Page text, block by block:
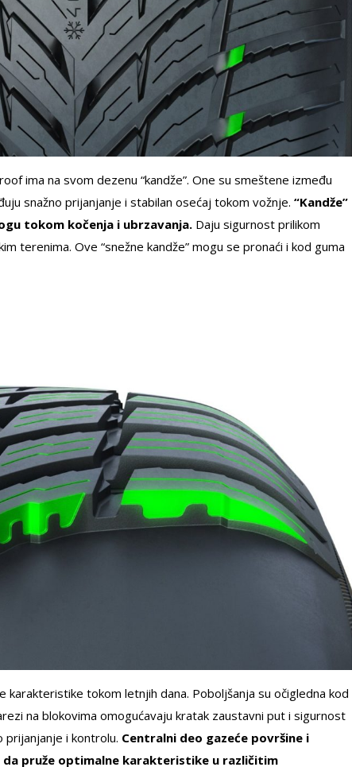
ima na svom dezenu “kandže”. One su smeštene između
snažno prijanjanje i stabilan osećaj tokom vožnje. “Kandže”
tokom kočenja i ubrzavanja. Daju sigurnost prilikom
terenima. Ove “snežne kandže” mogu se pronaći i kod guma
tokom letnjih dana. Poboljšanja su očigledna kod
na blokovima omogućavaju kratak zaustavni put i sigurnost
i kontrolu. Centralni deo gazeće površine i
da pruže optimalne karakteristike u različitim